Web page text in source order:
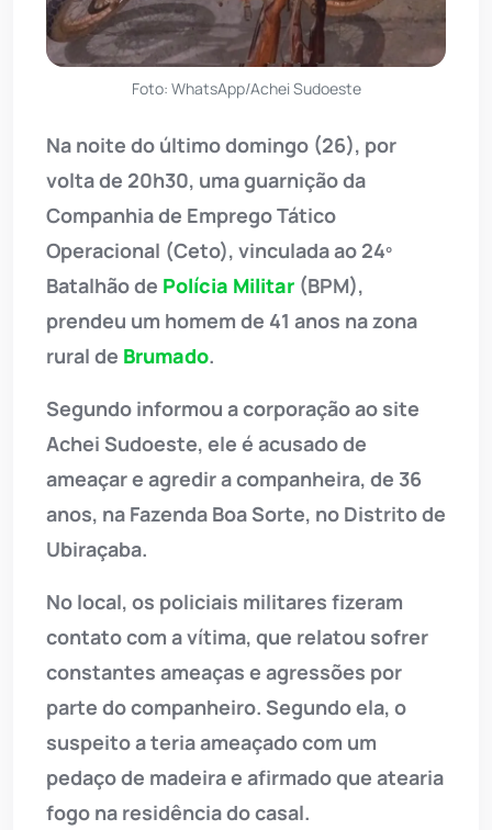
Foto: WhatsApp/Achei Sudoeste
Na noite do último domingo (26), por
volta de 20h30, uma guarnição da
Companhia de Emprego Tático
Operacional (Ceto), vinculada ao 24º
Batalhão de Polícia Militar (BPM),
prendeu um homem de 41 anos na zona
rural de Brumado.
Segundo informou a corporação ao site
Achei Sudoeste, ele é acusado de
ameaçar e agredir a companheira, de 36
anos, na Fazenda Boa Sorte, no Distrito de
Ubiraçaba.
No local, os policiais militares fizeram
contato com a vítima, que relatou sofrer
constantes ameaças e agressões por
parte do companheiro. Segundo ela, o
suspeito a teria ameaçado com um
pedaço de madeira e afirmado que atearia
fogo na residência do casal.